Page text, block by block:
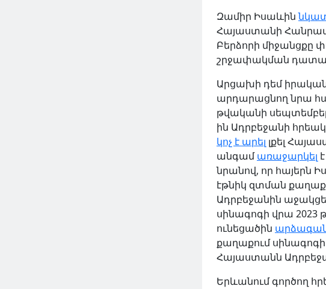
Զամիր Իսաևին
Հայաստանի
Բերձորի միջանցքը
շրջափակման
Արցախի դեմ
արդարացնող նրա
թվականի
ին Ադրբեջանի
կոչ է արել լքել
անգամառաջարկել
նրանով, որ հայերն
էթնիկ զտման
Ադրբեջանին
սինագոգի վրա 2023
ունեցածին
քաղաքում սինագոգի
Հայաստանն
Երևանում գործող